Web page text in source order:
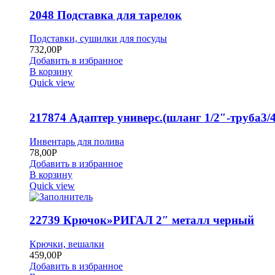
2048 Подставка для тарелок
Подставки, сушилки для посуды
732,00Р
Добавить в избранное
В корзину
Quick view
217874 Адаптер универс.(шланг 1/2″-труба3/
Инвентарь для полива
78,00Р
Добавить в избранное
В корзину
Quick view
22739 Крючок»РИГАЛ 2″ металл черный
Крючки, вешалки
459,00Р
Добавить в избранное